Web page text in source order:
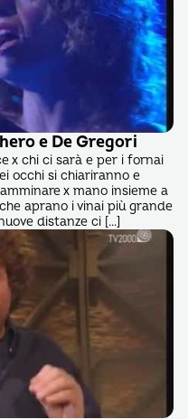
e De Gregori
x chi ci sarà e per i fornai
occhi si chiariranno e
x mano insieme a
aprano i vinai più grande
distanze ci […]